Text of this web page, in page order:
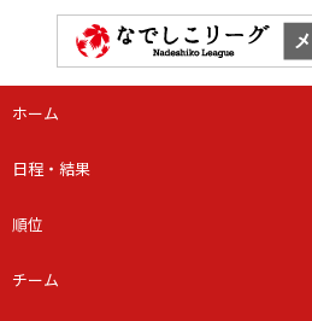
ホーム
日程・結果
順位
チーム